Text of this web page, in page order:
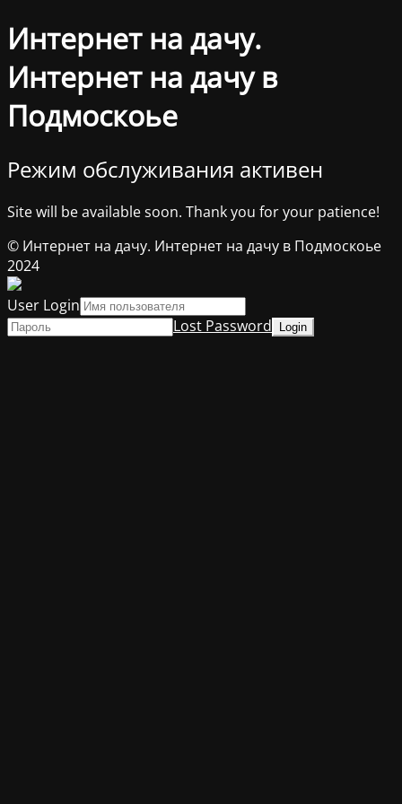
Интернет на дачу.
Интернет на дачу в
Подмоскоье
Режим обслуживания активен
Site will be available soon. Thank you for your patience!
© Интернет на дачу. Интернет на дачу в Подмоскоье
2024
User Login
Lost Password